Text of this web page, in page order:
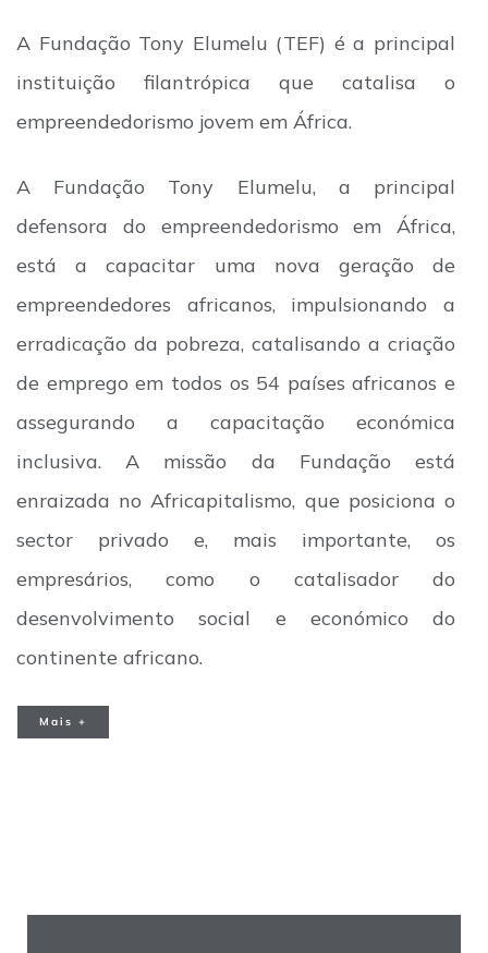
A Fundação Tony Elumelu (TEF) é a principal
instituição filantrópica que catalisa o
empreendedorismo jovem em África.
A Fundação Tony Elumelu, a principal
defensora do empreendedorismo em África,
está a capacitar uma nova geração de
empreendedores africanos, impulsionando a
erradicação da pobreza, catalisando a criação
de emprego em todos os 54 países africanos e
assegurando a capacitação económica
inclusiva. A missão da Fundação está
enraizada no Africapitalismo, que posiciona o
sector privado e, mais importante, os
empresários, como o catalisador do
desenvolvimento social e económico do
continente africano.
Mais +